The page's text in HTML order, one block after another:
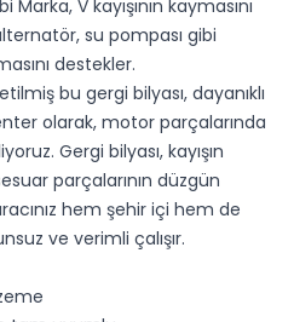
Marka, V kayışının kaymasını
su pompası gibi
destekler.
bu gergi bilyası, dayanıklı
olarak, motor parçalarında
Gergi bilyası, kayışın
parçalarının düzgün
hem şehir içi hem de
ve verimli çalışır.